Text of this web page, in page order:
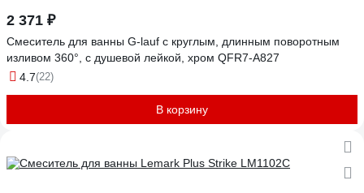
2 371 ₽
Смеситель для ванны G-lauf с круглым, длинным поворотным
изливом 360°, с душевой лейкой, хром QFR7-A827
4.7(22)
В корзину